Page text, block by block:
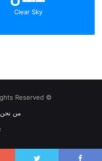
Clear Sky
© Copyright 2026, All Rights Reserved
من نحن